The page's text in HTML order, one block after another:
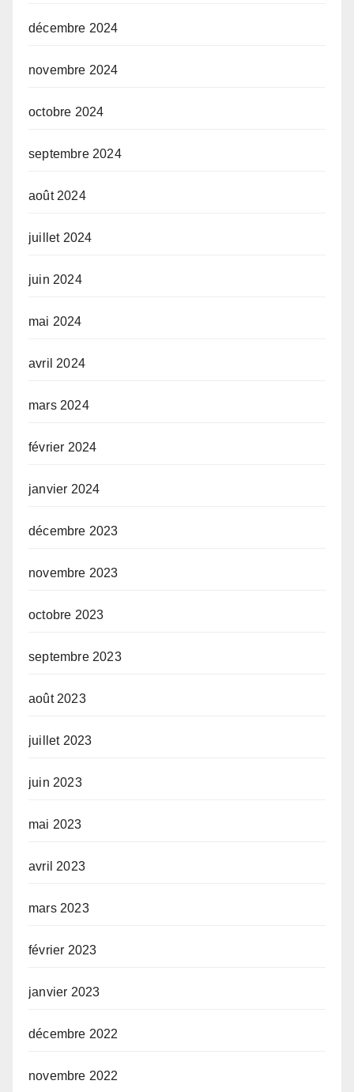
décembre 2024
novembre 2024
octobre 2024
septembre 2024
août 2024
juillet 2024
juin 2024
mai 2024
avril 2024
mars 2024
février 2024
janvier 2024
décembre 2023
novembre 2023
octobre 2023
septembre 2023
août 2023
juillet 2023
juin 2023
mai 2023
avril 2023
mars 2023
février 2023
janvier 2023
décembre 2022
novembre 2022